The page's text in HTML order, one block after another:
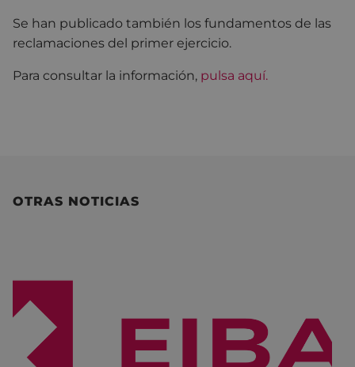
Se han publicado también los fundamentos de las
reclamaciones del primer ejercicio.
Para consultar la información, pulsa aquí.
OTRAS NOTICIAS